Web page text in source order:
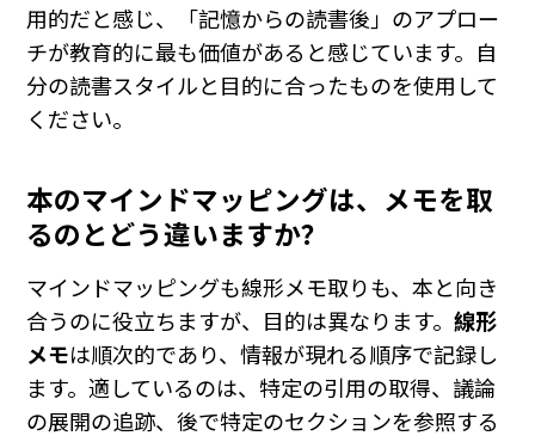
用的だと感じ、「記憶からの読書後」のアプロー
チが教育的に最も価値があると感じています。自
分の読書スタイルと目的に合ったものを使用して
ください。
本のマインドマッピングは、メモを取
るのとどう違いますか？
マインドマッピングも線形メモ取りも、本と向き
合うのに役立ちますが、目的は異なります。 線形
メモは順次的であり、情報が現れる順序で記録し
ます。適しているのは、特定の引用の取得、議論
の展開の追跡、後で特定のセクションを参照する